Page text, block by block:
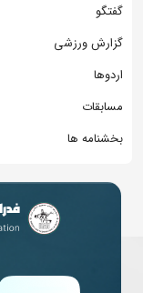
گفتگو
گزارش ورزشی
اردوها
مسابقات
بخشنامه ها